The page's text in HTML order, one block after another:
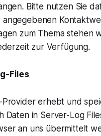
Bitte nutzen Sie
angegebenen
zum Thema stehen
zur Verfügung.
Files
Provider erhebt und
Daten in Server-Log
an uns übermittelt